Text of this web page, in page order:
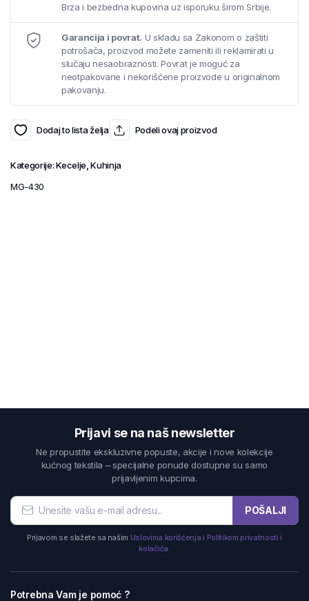
Brza i bezbedna kupovina uz isporuku širom Srbije.
Garancija i povrat. U skladu sa Zakonom o zaštiti
potrošača, proizvod možete zameniti ili reklamirati u
slučaju nesaobraznosti. Povrat je moguć za
neotpakovane i nekorišćene proizvode u originalnom
pakovanju.
Dodaj to lista želja Podeli ovaj proizvod
Kategorije:Kecelje ,Kuhinja
MG-430
Prijavi se na naš newsletter
Ne propustite ekskluzivne popuste, akcije i nove kolekcije
kućnog tekstila – specijalne ponude dostupne su samo
prijavljenim kupcima.
POŠALJI
Prijavom se slažete sa našim Uslovima korišćenja i Politikom privatnosti i
kolačića.
Potrebna Vam je pomoć ?